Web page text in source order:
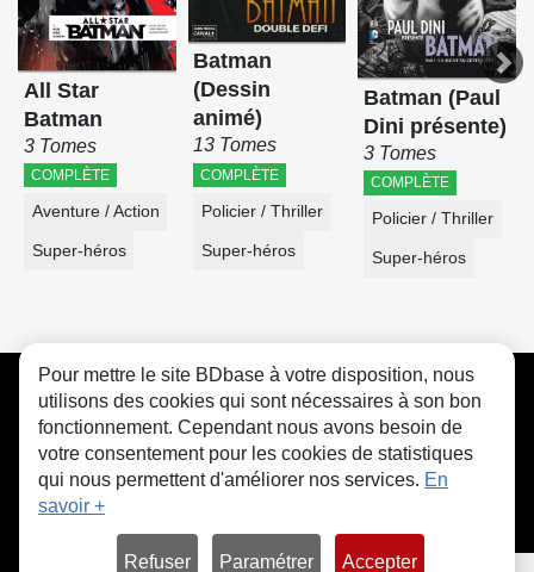
All Star
Batman
3 Tomes
COMPLÈTE
Aventure / Action
Super-héros
Batman
(Dessin
animé)
13 Tomes
COMPLÈTE
Policier / Thriller
Super-héros
Batman (Paul
Dini présente)
3 Tomes
COMPLÈTE
Policier / Thriller
Super-héros
CGU FAQ Contact Cookies
Pour mettre le site BDbase à votre disposition, nous
utilisons des cookies qui sont nécessaires à son bon
fonctionnement. Cependant nous avons besoin de
votre consentement pour les cookies de statistiques
qui nous permettent d'améliorer nos services. En
savoir +
Refuser Paramétrer Accepter